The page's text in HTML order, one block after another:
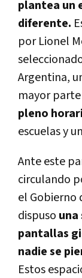
plantea un
diferente.
por Lionel
Argentina,
mayor
pleno
escuelas y
Ante este
circulando
el Gobierno
dispuso
pantallas
nadie se
Estos